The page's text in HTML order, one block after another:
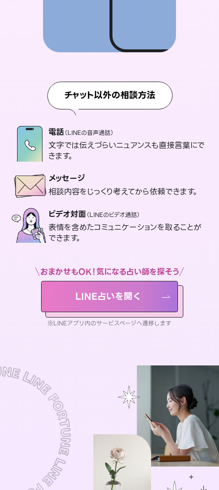
チャット以外の相談方法
電話（LINEの音声通話）
文字では伝えづらいニュアンスも直接言葉にで
きます。
メッセージ
相談内容をじっくり考えてから依頼できます。
ビデオ対面（LINEのビデオ通話）
表情を含めたコミュニケーションを取ることが
できます。
おまかせもOK！気になる占い師を探そう
LINE占いを開く
※LINEアプリ内のサービスページへ遷移します